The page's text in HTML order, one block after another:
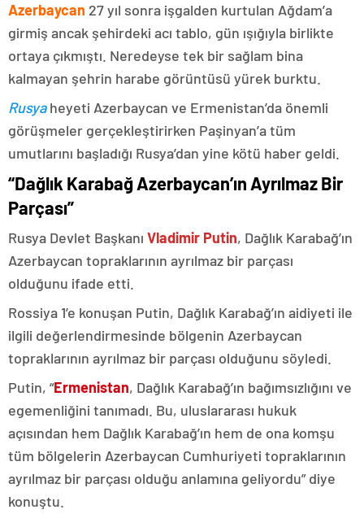
Azerbaycan 27 yıl sonra işgalden kurtulan Ağdam’a
girmiş ancak şehirdeki acı tablo, gün ışığıyla birlikte
ortaya çıkmıştı. Neredeyse tek bir sağlam bina
kalmayan şehrin harabe görüntüsü yürek burktu.
Rusyaheyeti Azerbaycan ve Ermenistan’da önemli
görüşmeler gerçekleştirirken Paşinyan’a tüm
umutlarını başladığı Rusya’dan yine kötü haber geldi.
“Dağlık Karabağ Azerbaycan’ın Ayrılmaz Bir
Parçası”
Rusya Devlet Başkanı Vladimir Putin, Dağlık Karabağ’ın
Azerbaycan topraklarının ayrılmaz bir parçası
olduğunu ifade etti.
Rossiya 1’e konuşan Putin, Dağlık Karabağ’ın aidiyeti ile
ilgili değerlendirmesinde bölgenin Azerbaycan
topraklarının ayrılmaz bir parçası olduğunu söyledi.
Putin, “Ermenistan, Dağlık Karabağ’ın bağımsızlığını ve
egemenliğini tanımadı. Bu, uluslararası hukuk
açısından hem Dağlık Karabağ’ın hem de ona komşu
tüm bölgelerin Azerbaycan Cumhuriyeti topraklarının
ayrılmaz bir parçası olduğu anlamına geliyordu” diye
konuştu.